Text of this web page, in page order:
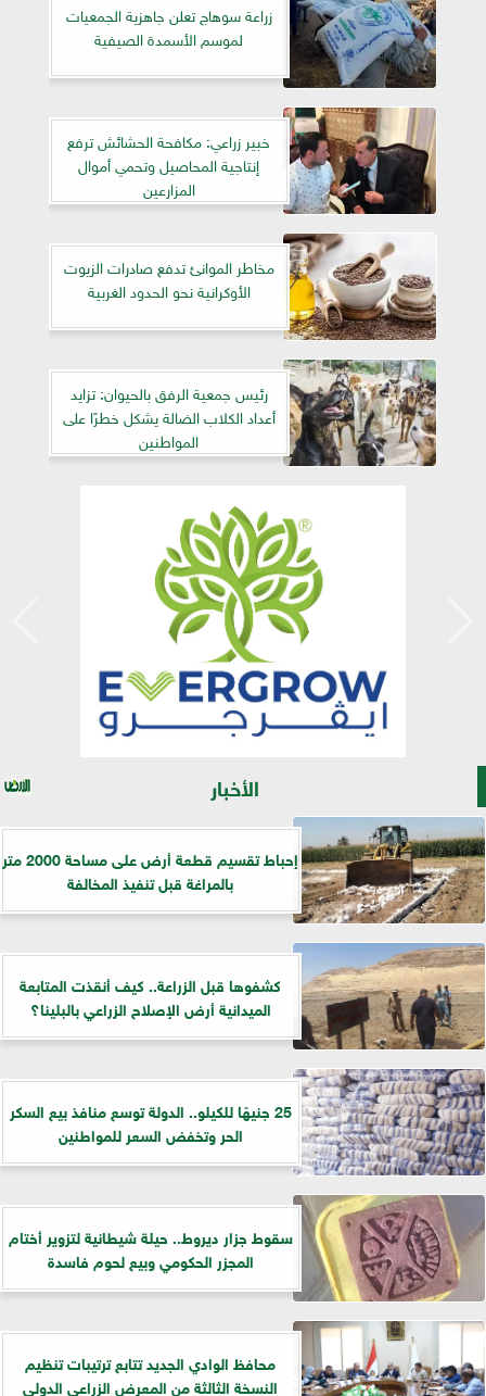
زراعة سوهاج تعلن جاهزية الجمعيات
لموسم الأسمدة الصيفية
خبير زراعي: مكافحة الحشائش ترفع
إنتاجية المحاصيل وتحمي أموال
المزارعين
مخاطر الموانئ تدفع صادرات الزيوت
الأوكرانية نحو الحدود الغربية
رئيس جمعية الرفق بالحيوان: تزايد
أعداد الكلاب الضالة يشكل خطرًا على
المواطنين
الأخبار
إحباط تقسيم قطعة أرض على مساحة 2000 متر
بالمراغة قبل تنفيذ المخالفة
كشفوها قبل الزراعة.. كيف أنقذت المتابعة
الميدانية أرض الإصلاح الزراعي بالبلينا؟
25 جنيهًا للكيلو.. الدولة توسع منافذ بيع السكر
الحر وتخفض السعر للمواطنين
سقوط جزار ديروط.. حيلة شيطانية لتزوير أختام
المجزر الحكومي وبيع لحوم فاسدة
​محافظ الوادي الجديد تتابع ترتيبات تنظيم
النسخة الثالثة من المعرض الزراعي الدولي